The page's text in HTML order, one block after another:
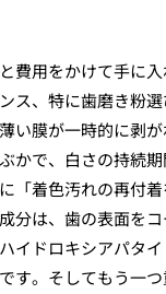
費用をかけて手に
ス、特に歯磨き粉
い膜が一時的に剥
かで、白さの持続
「着色汚れの再付
分は、歯の表面を
イドロキシアパタ
す。そしてもう一